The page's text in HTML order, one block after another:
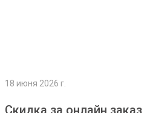
18 июня 2026 г.
Скидка за онлайн заказ